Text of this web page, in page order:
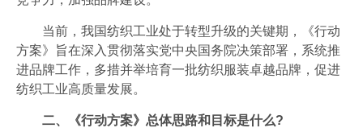
当前，我国纺织工业处于转型升级的关键期，《行动
方案》旨在深入贯彻落实党中央国务院决策部署，系统推
进品牌工作，多措并举培育一批纺织服装卓越品牌，促进
纺织工业高质量发展。
二、《行动方案》总体思路和目标是什么?